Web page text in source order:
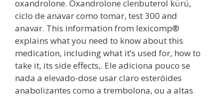
oxandrolone. Oxandrolone clenbuterol kürü,
ciclo de anavar como tomar, test 300 and
anavar. This information from lexicomp®
explains what you need to know about this
medication, including what it’s used for, how to
take it, its side effects,. Ele adiciona pouco se
nada a elevado-dose usar claro esteróides
anabolizantes como a trembolona, ou a altas